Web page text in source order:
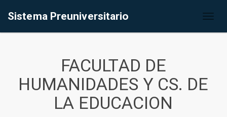
Sistema Preuniversitario
FACULTAD DE
HUMANIDADES Y CS. DE
LA EDUCACION